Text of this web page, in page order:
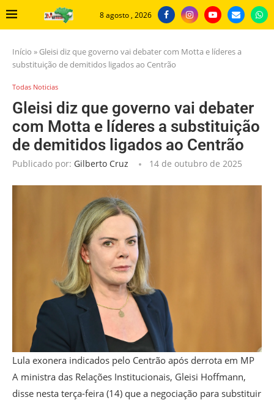
8 agosto , 2026
Início » Gleisi diz que governo vai debater com Motta e líderes a
substituição de demitidos ligados ao Centrão
Todas Noticias
Gleisi diz que governo vai debater
com Motta e líderes a substituição
de demitidos ligados ao Centrão
Publicado por: Gilberto Cruz 14 de outubro de 2025
Lula exonera indicados pelo Centrão após derrota em MP
A ministra das Relações Institucionais, Gleisi Hoffmann,
disse nesta terça-feira (14) que a negociação para substituir